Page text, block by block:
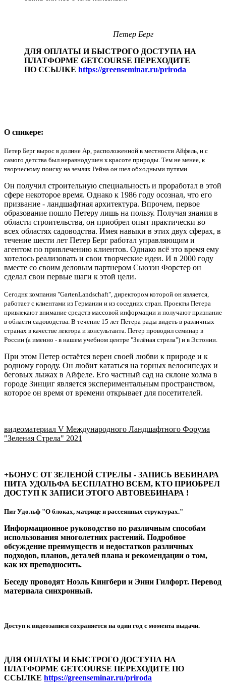
Петер Берг
ДЛЯ ОПЛАТЫ И БЫСТРОГО ДОСTУПА НА
ПЛАТФОРМЕ GETCOURSE ПЕРЕХОДИТЕ
ПО ССЫЛКЕ https://greenseminar.ru/priroda
О спикере:
Петер Берг вырос в долине Ар, расположенной в местности Айфель, и с
самого детства был неравнодушен к красоте природы. Тем не менее, к
творческому поиску на землях Рейна он шел обходными путями.
Он получил строительную специальность и проработал в этой
сфере некоторое время. Однако к 1986 году осознал, что его
призвание - ландшафтная архитектура. Впрочем, первое
образование пошло Петеру лишь на пользу. Получая знания в
области строительства, он приобрел опыт практически во
всех областях садоводства. Имея навыки в этих двух сферах, в
течение шести лет Петер Берг работал управляющим и
агентом по привлечению клиентов. Однако всё это время ему
хотелось реализовать и свои творческие идеи. И в 2000 году
вместе со своим деловым партнером Сьюзэн Форстер он
сделал свои первые шаги к этой цели.
Сегодня компания "GartenLandschaft", директором которой он является,
работает с клиентами из Германии и из соседних стран. Проекты Петера
привлекают внимание средств массовой информации и получают признание
в области садоводства. В течение 15 лет Петера рады видеть в различных
странах в качестве лектора и консультанта. Петер проводил семинар в
России (а именно - в нашем учебном центре "Зелёная стрела") и в Эстонии.
При этом Петер остаётся верен своей любви к природе и к
родному городу. Он любит кататься на горных велосипедах и
беговых лыжах в Айфеле. Его частный сад на склоне холма в
городе Зинциг является экспериментальным пространством,
которое он время от времени открывает для посетителей.
видеоматериал V Международного Ландшафтного Форума
"Зеленая Стрела" 2021
+БОНУС ОТ ЗЕЛЕНОЙ СТРЕЛЫ - ЗАПИСЬ ВЕБИНАРА
ПИТА УДОЛЬФА БЕСПЛАТНО ВСЕМ, КТО ПРИОБРЕЛ
ДОСТУП К ЗАПИСИ ЭТОГО АВТОВЕБИНАРА !
Пит Удольф "О блоках, матрице и рассеянных структурах."
Информационное руководство по различным способам
использования многолетних растений. Подробное
обсуждение преимуществ и недостатков различных
подходов, планов, деталей плана и рекомендации о том,
как их преподносить.
Беседу проводят Ноэль Кингбери и Энни Гилфорт. Перевод
материала синхронный.
Доступ к видеозаписи сохраняется на один год с момента выдачи.
ДЛЯ ОПЛАТЫ И БЫСТРОГО ДОСTУПА НА
ПЛАТФОРМЕ GETCOURSE ПЕРЕХОДИТЕ ПО
ССЫЛКЕ https://greenseminar.ru/priroda